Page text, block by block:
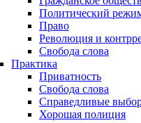
Политический
Право
Революция и
Свобода слова
Практика
Приватность
Свобода слова
Справедливые
Хорошая полиция